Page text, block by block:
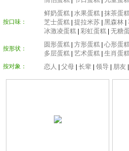
按口味：
鲜奶蛋糕 水果蛋糕 抹茶蛋
芝士蛋糕 提拉米苏 黑森林
冰激凌蛋糕 彩虹蛋糕 无糖
按形状：
圆形蛋糕 方形蛋糕 心形蛋
多层蛋糕 艺术蛋糕 生肖蛋
按对象： 恋人 父母 长辈 领导 朋友